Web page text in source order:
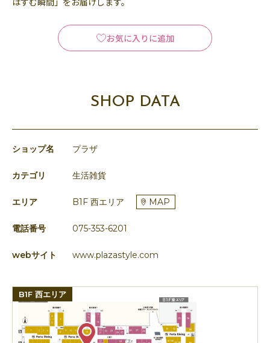
お気に入りに追加
SHOP DATA
ショップ名 プラザ
カテゴリ 生活雑貨
エリア B1F 西エリア MAP
電話番号 075-353-6201
webサイト www.plazastyle.com
B1F 西エリア